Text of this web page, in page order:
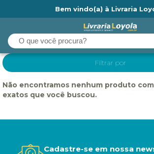
Bem vindo(a) à Livraria
Filtrar por
Não encontramos nenhum produto
exatos que você buscou.
Cadastre-se em nossa